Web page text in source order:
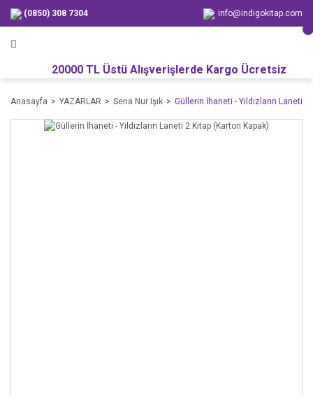
(0850) 308 7304 info@indigokitap.com
20000 TL Üstü Alışverişlerde Kargo Ücretsiz
Anasayfa YAZARLAR Sena Nur Işık Güllerin İhaneti - Yıldızların Laneti